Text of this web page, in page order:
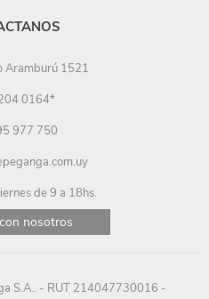
Aramburú 1521
0164*
977 750
de 9 a 18hs.
nosotros
S.A.. - RUT 214047730016 -